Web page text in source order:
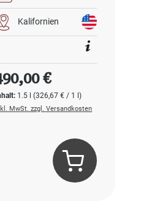
Kalifornien
1.5 l(326,67 € / 1 l)
Preis:
€
MwSt. zzgl. Versandkosten